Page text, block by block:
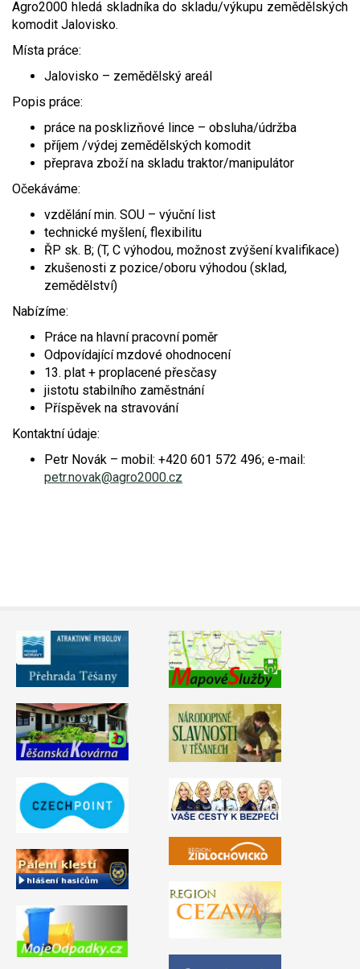
Agro2000 hledá skladníka do skladu/výkupu zemědělských
komodit Jalovisko.
Místa práce:
Jalovisko – zemědělský areál
Popis práce:
práce na posklizňové lince – obsluha/údržba
příjem /výdej zemědělských komodit
přeprava zboží na skladu traktor/manipulátor
Očekáváme:
vzdělání min. SOU – výuční list
technické myšlení, flexibilitu
ŘP sk. B; (T, C výhodou, možnost zvýšení kvalifikace)
zkušenosti z pozice/oboru výhodou (sklad,
zemědělství)
Nabízíme:
Práce na hlavní pracovní poměr
Odpovídající mzdové ohodnocení
13. plat + proplacené přesčasy
jistotu stabilního zaměstnání
Příspěvek na stravování
Kontaktní údaje:
Petr Novák – mobil: +420 601 572 496; e-mail:
petr.novak@agro2000.cz
Video - průlet dronem
Naše koně
Poruchy, omezení
Mapové služby
Kontakty a info
Zpravodaj
Okolní obce
Nabídka práce
Smuteční oznámení
Odkazy